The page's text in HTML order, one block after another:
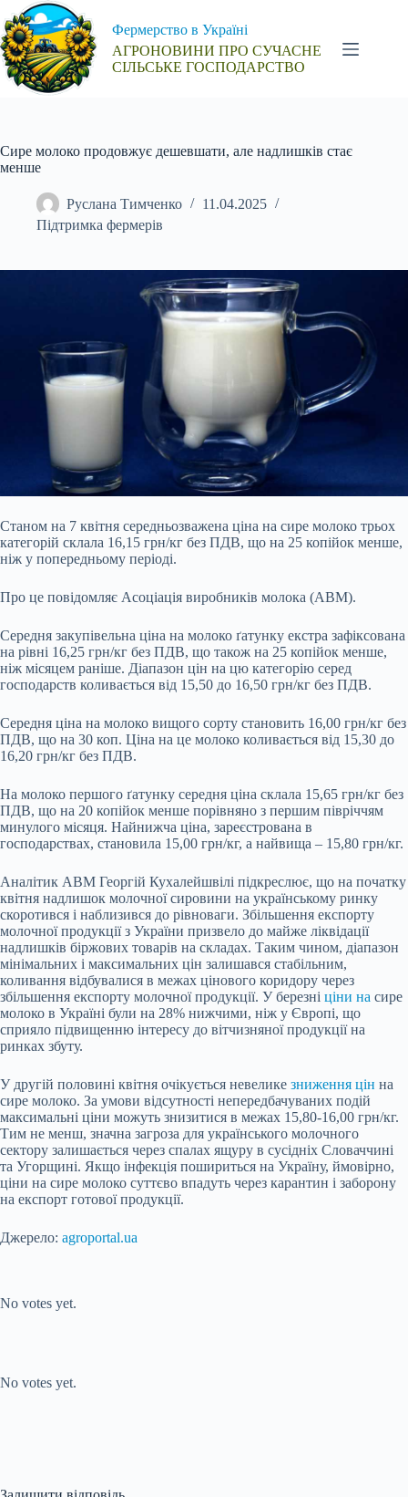
Перейти
до
вмісту
Фермерство в Україні
АГРОНОВИНИ ПРО СУЧАСНЕ
СІЛЬСЬКЕ ГОСПОДАРСТВО
Сире молоко продовжує дешевшати, але надлишків стає
менше
Руслана Тимченко
11.04.2025
Підтримка фермерів
Станом на 7 квітня середньозважена ціна на сире молоко трьох
категорій склала 16,15 грн/кг без ПДВ, що на 25 копійок менше,
ніж у попередньому періоді.
Про це повідомляє Асоціація виробників молока (АВМ).
Середня закупівельна ціна на молоко ґатунку екстра зафіксована
на рівні 16,25 грн/кг без ПДВ, що також на 25 копійок менше,
ніж місяцем раніше. Діапазон цін на цю категорію серед
господарств коливається від 15,50 до 16,50 грн/кг без ПДВ.
Середня ціна на молоко вищого сорту становить 16,00 грн/кг без
ПДВ, що на 30 коп. Ціна на це молоко коливається від 15,30 до
16,20 грн/кг без ПДВ.
На молоко першого ґатунку середня ціна склала 15,65 грн/кг без
ПДВ, що на 20 копійок менше порівняно з першим півріччям
минулого місяця. Найнижча ціна, зареєстрована в
господарствах, становила 15,00 грн/кг, а найвища – 15,80 грн/кг.
Аналітик АВМ Георгій Кухалейшвілі підкреслює, що на початку
квітня надлишок молочної сировини на українському ринку
скоротився і наблизився до рівноваги. Збільшення експорту
молочної продукції з України призвело до майже ліквідації
надлишків біржових товарів на складах. Таким чином, діапазон
мінімальних і максимальних цін залишався стабільним,
коливання відбувалися в межах цінового коридору через
збільшення експорту молочної продукції. У березні ціни на сире
молоко в Україні були на 28% нижчими, ніж у Європі, що
сприяло підвищенню інтересу до вітчизняної продукції на
ринках збуту.
У другій половині квітня очікується невелике зниження цін на
сире молоко. За умови відсутності непередбачуваних подій
максимальні ціни можуть знизитися в межах 15,80-16,00 грн/кг.
Тим не менш, значна загроза для українського молочного
сектору залишається через спалах ящуру в сусідніх Словаччині
та Угорщині. Якщо інфекція пошириться на Україну, ймовірно,
ціни на сире молоко суттєво впадуть через карантин і заборону
на експорт готової продукції.
Джерело: agroportal.ua
No votes yet.
No votes yet.